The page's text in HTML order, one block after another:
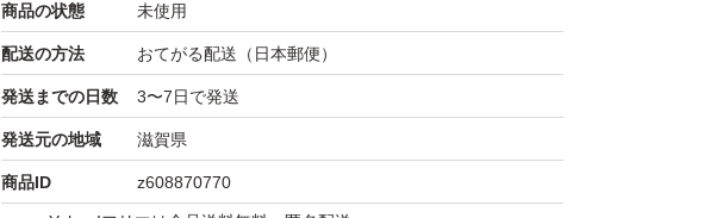
ます。ご了承くださいませ。
#monnレジロン
商品の状態 未使用
配送の方法 おてがる配送（日本郵便）
発送までの日数 3〜7日で発送
発送元の地域 滋賀県
商品ID z608870770